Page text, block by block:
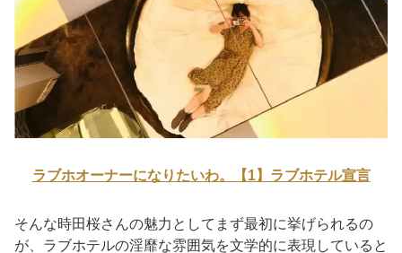
ラブホオーナーになりたいわ。【1】ラブホテル宣言
そんな時田桜さんの魅力としてまず最初に挙げられるの
が、ラブホテルの淫靡な雰囲気を文学的に表現していると